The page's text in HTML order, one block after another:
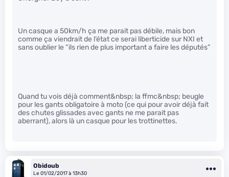
Un casque a 50km/h ça me parait pas débile, mais bon
comme ça viendrait de l’état ce serai liberticide sur NXI et
sans oublier le “ils rien de plus important a faire les députés”
Quand tu vois déjà comment&nbsp; la ffmc&nbsp; beugle
pour les gants obligatoire à moto (ce qui pour avoir déjà fait
des chutes glissades avec gants ne me parait pas
aberrant), alors là un casque pour les trottinettes.
Obidoub
Le 01/02/2017 à 13h30